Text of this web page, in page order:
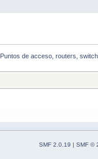
Puntos de acceso, routers,
SMF 2.0.19 | SMF ©